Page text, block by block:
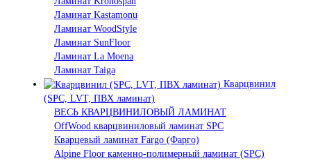
Ламинат Kastamonu
Ламинат WoodStyle
Ламинат SunFloor
Ламинат La Moena
Ламинат Taiga
Кварцвинил
(SPC, LVT, ПВХ ламинат)
ВЕСЬ КВАРЦВИНИЛОВЫЙ ЛАМИНАТ
OffWood кварцвиниловый ламинат SPC
Кварцевый ламинат Fargo (Фарго)
Alpine Floor каменно-полимерный ламинат (SPC)